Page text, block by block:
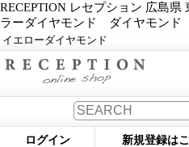
RECEPTION レセプション 広島
ラーダイヤモンド ダイヤモンド
イエローダイヤモンド
ログイン 新規登録は